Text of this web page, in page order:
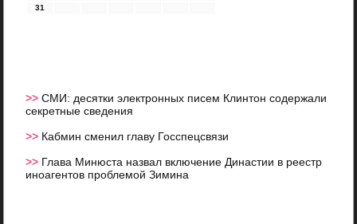
31
>>СМИ: десятки электронных писем Клинтон содержали
секретные сведения
>> Кабмин сменил главу Госспецсвязи
>> Глава Минюста назвал включение Династии в реестр
иноагентов проблемой Зимина